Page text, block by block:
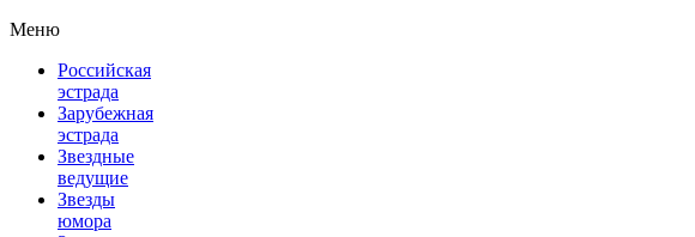
Меню
Российская
эстрада
Зарубежная
эстрада
Звездные
ведущие
Звезды
юмора